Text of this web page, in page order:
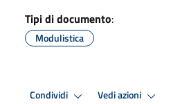
Tipi di documento:
Modulistica
Condividi Vedi azioni